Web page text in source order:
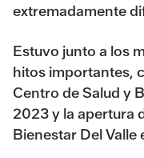
extremadamente
Estuvo junto a los
hitos importantes,
Centro de Salud y
2023 y la apertura
Bienestar Del Valle